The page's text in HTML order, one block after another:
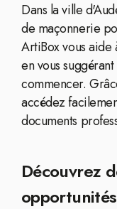
Dans la ville
de maçonnerie
ArtiBox vous
en vous
commencer.
accédez
documents
Découvrez